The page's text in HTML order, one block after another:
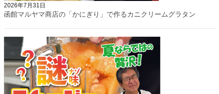
2026年7月31日
函館マルヤマ商店の「かにぎり」で作るカニクリームグラタン